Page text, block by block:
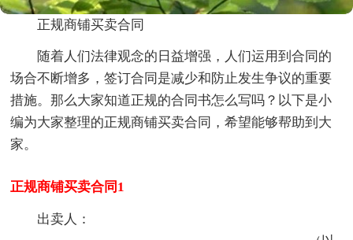
正规商铺买卖合同
随着人们法律观念的日益增强，人们运用到合同的
场合不断增多，签订合同是减少和防止发生争议的重要
措施。那么大家知道正规的合同书怎么写吗？以下是小
编为大家整理的正规商铺买卖合同，希望能够帮助到大
家。
正规商铺买卖合同1
出卖人：